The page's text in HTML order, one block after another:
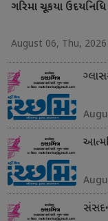
ગરિમા ચૂકયા ઉદયનિધિ
August 06, Thu, 2026